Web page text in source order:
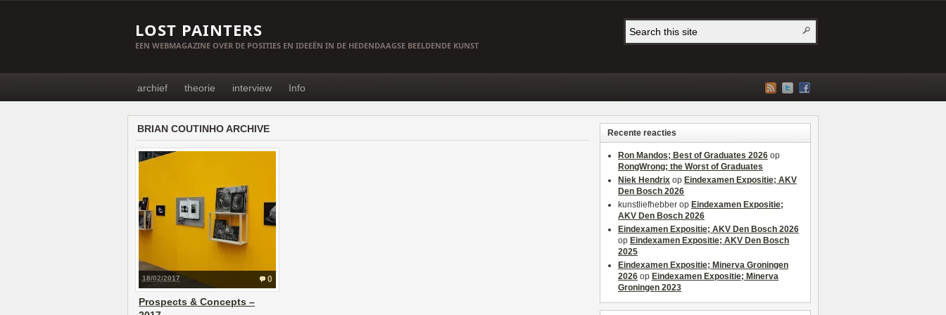
LOST PAINTERS
EEN WEBMAGAZINE OVER DE POSITIES EN IDEEËN IN DE HEDENDAAGSE BEELDENDE KUNST
archief theorie interview Info
BRIAN COUTINHO ARCHIVE
0
18/02/2017
Prospects & Concepts –
Recente reacties
Ron Mandos; Best of Graduates 2026 op
RongWrong; the Worst of Graduates
Niek Hendrix op Eindexamen Expositie; AKV
Den Bosch 2026
kunstliefhebber op Eindexamen Expositie;
AKV Den Bosch 2026
Eindexamen Expositie; AKV Den Bosch 2026
op Eindexamen Expositie; AKV Den Bosch
2025
Eindexamen Expositie; Minerva Groningen
2026 op Eindexamen Expositie; Minerva
Groningen 2023